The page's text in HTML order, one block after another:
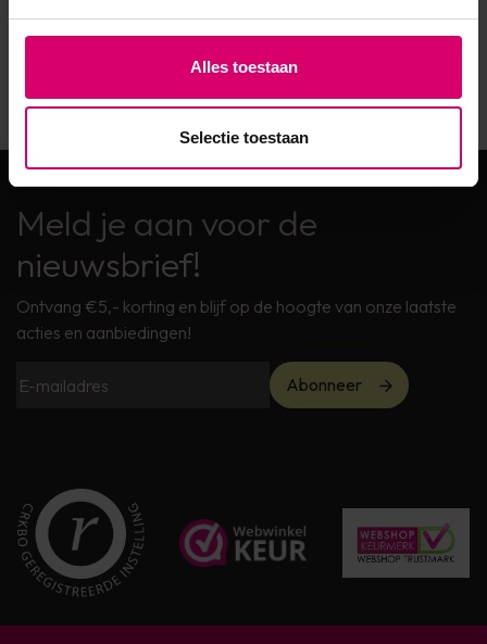
Alles toestaan
Selectie toestaan
Meld je aan voor de
nieuwsbrief!
Ontvang €5,- korting en blijf op de hoogte van onze laatste
acties en aanbiedingen!
Abonneer